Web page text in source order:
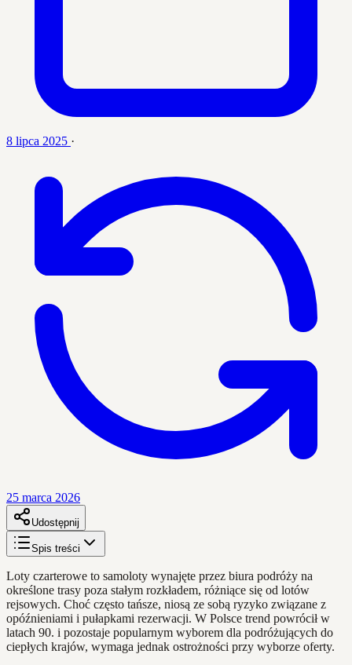
8 lipca 2025 ·
25 marca 2026
Udostępnij
Spis treści
Loty czarterowe to samoloty wynajęte przez biura podróży na
określone trasy poza stałym rozkładem, różniące się od lotów
rejsowych. Choć często tańsze, niosą ze sobą ryzyko związane z
opóźnieniami i pułapkami rezerwacji. W Polsce trend powrócił w
latach 90. i pozostaje popularnym wyborem dla podróżujących do
ciepłych krajów, wymaga jednak ostrożności przy wyborze oferty.